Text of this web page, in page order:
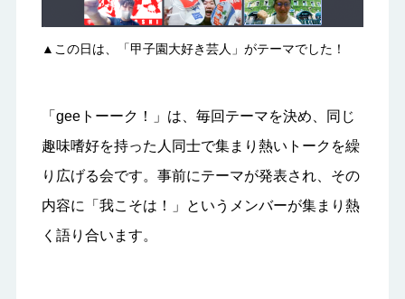
▲この日は、「甲子園大好き芸人」がテーマでした！
「geeトーーク！」は、毎回テーマを決め、同じ
趣味嗜好を持った人同士で集まり熱いトークを繰
り広げる会です。事前にテーマが発表され、その
内容に「我こそは！」というメンバーが集まり熱
く語り合います。